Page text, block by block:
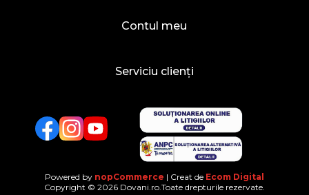
Contul meu
Serviciu clienți
FacebookTwitterYouTube
Powered by nopCommerce | Creat de Ecom Digital
Copyright © 2026 Dovani.ro.Toate drepturile rezervate.